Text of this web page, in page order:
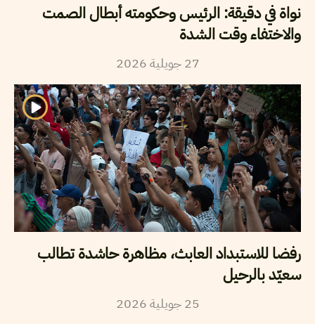
نواة في دقيقة: الرئيس وحكومته أبطال الصمت
والاختفاء وقت الشدة
27 جويلية2026
رفضا للاستبداد العابث، مظاهرة حاشدة تطالب
سعيّد بالرحيل
25 جويلية2026